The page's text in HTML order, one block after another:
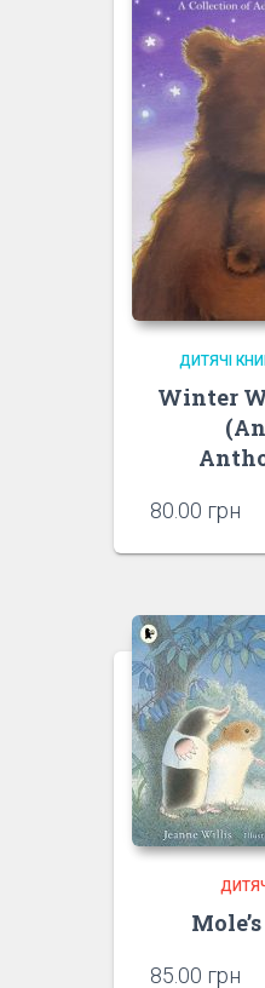
ДИТЯЧІ
Winter
80.00 грн
85.00 грн